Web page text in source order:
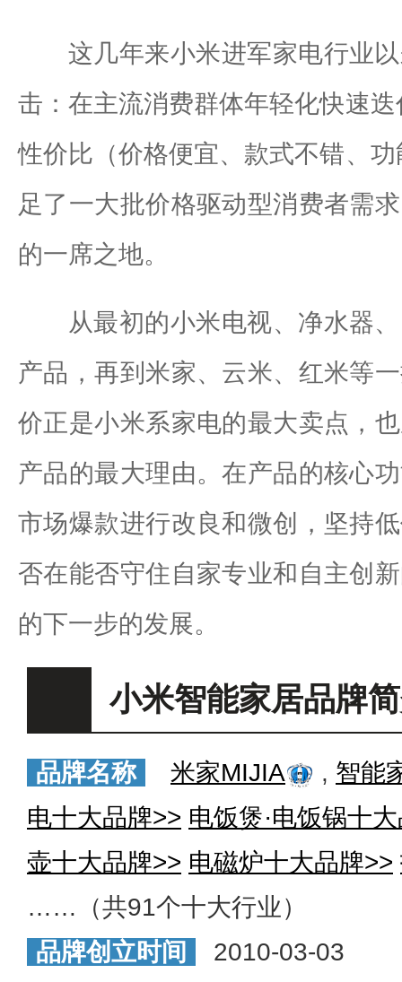
这几年来小米进军家电行业
击：在主流消费群体年轻化快速
性价比（价格便宜、款式不错、
足了一大批价格驱动型消费者需
的一席之地。
从最初的小米电视、净水器
产品，再到米家、云米、红米等
价正是小米系家电的最大卖点，
产品的最大理由。在产品的核心
市场爆款进行改良和微创，坚持
否在能否守住自家专业和自主创
的下一步的发展。
小米智能家居品牌
品牌名称 米家MIJIA , 智能
电十大品牌>> 电饭煲·电饭锅十
壶十大品牌>> 电磁炉十大品牌>>
……（共91个十大行业）
品牌创立时间
2010-03-03